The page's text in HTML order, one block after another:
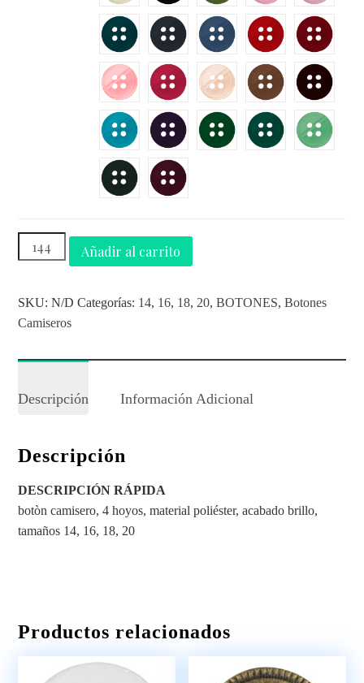
Añadir al carrito
SKU:N/D Categorías: 14, 16, 18, 20,BOTONES,Botones
Camiseros
Descripción Información Adicional
Descripción
DESCRIPCIÓN RÁPIDA
botòn camisero, 4 hoyos, material poliéster, acabado brillo,
tamaños 14, 16, 18, 20
Productos relacionados